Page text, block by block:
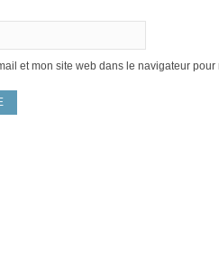
et mon site web dans le navigateur